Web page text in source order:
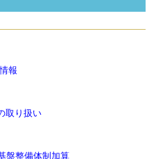
報
取り扱い
盤整備体制加算